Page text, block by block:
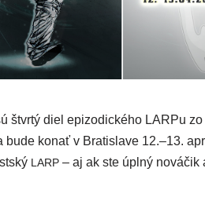
štvr­tý diel epi­zo­dic­ké­ho LARPu
bude konať v Bratislave 12.–13.
LARP– aj ak ste úpl­ný nová­čik